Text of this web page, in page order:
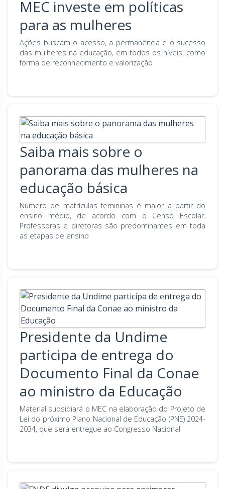
MEC investe em políticas
para as mulheres
Ações buscam o acesso, a permanência e o sucesso
das mulheres na educação, em todos os níveis, como
forma de reconhecimento e valorização
Saiba mais sobre o
panorama das mulheres na
educação básica
Número de matrículas femininas é maior a partir do
ensino médio, de acordo com o Censo Escolar.
Professoras e diretoras são predominantes em toda
as etapas de ensino
Presidente da Undime
participa de entrega do
Documento Final da Conae
ao ministro da Educação
Material subsidiará o MEC na elaboração do Projeto de
Lei do próximo Plano Nacional de Educação (PNE) 2024-
2034, que será entregue ao Congresso Nacional